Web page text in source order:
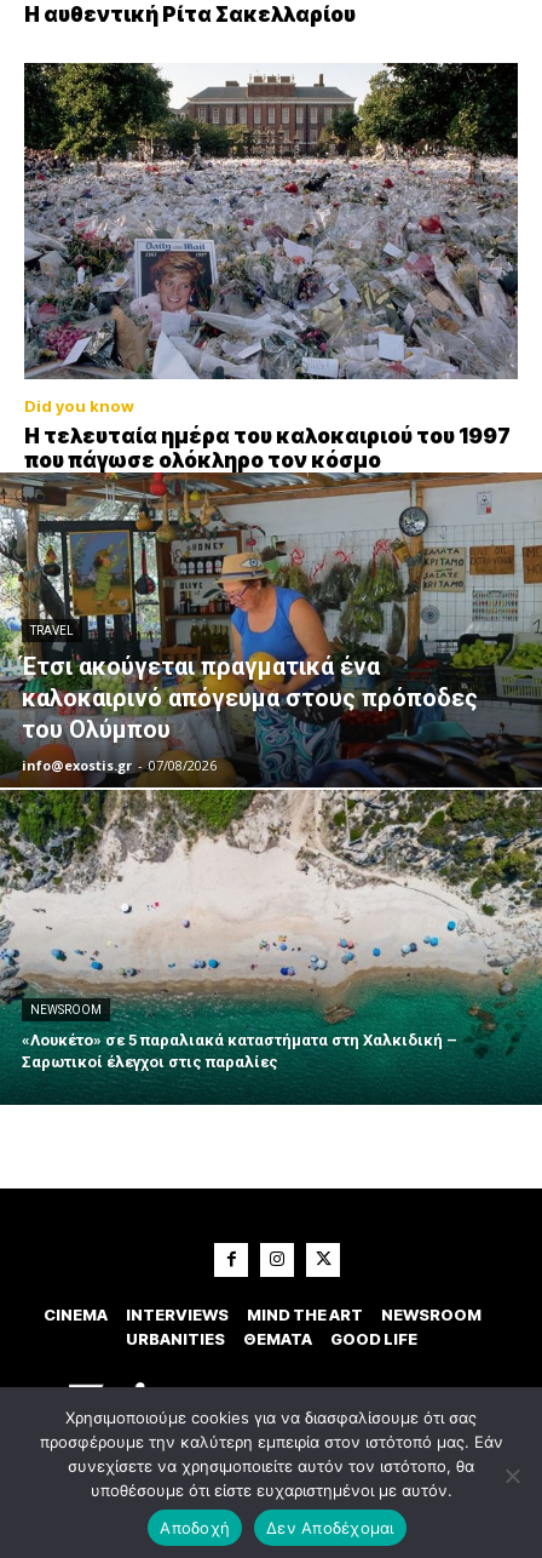
Η αυθεντική Ρίτα Σακελλαρίου
Did you know
Η τελευταία ημέρα του καλοκαιριού του 1997
που πάγωσε ολόκληρο τον κόσμο
TRAVEL
Έτσι ακούγεται πραγματικά ένα
καλοκαιρινό απόγευμα στους πρόποδες
του Ολύμπου
info@exostis.gr - 07/08/2026
NEWSROOM
«Λουκέτο» σε 5 παραλιακά καταστήματα στη Χαλκιδική –
Σαρωτικοί έλεγχοι στις παραλίες
CINEMA INTERVIEWS MIND THE ART
NEWSROOM
URBANITIES
ΘΕΜΑΤΑ GOOD LIFE
© 2023 Εxostispress - All right reserved. Κατασκευή Ιστοσελίδας
digital agency
Οροι χρήσης
Χρησιμοποιούμε cookies για να διασφαλίσουμε ότι σας
προσφέρουμε την καλύτερη εμπειρία στον ιστότοπό μας. Εάν
συνεχίσετε να χρησιμοποιείτε αυτόν τον ιστότοπο, θα
υποθέσουμε ότι είστε ευχαριστημένοι με αυτόν.
Αποδοχή
Δεν Αποδέχομαι